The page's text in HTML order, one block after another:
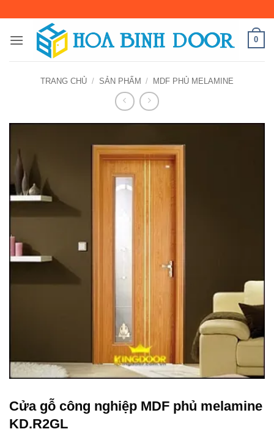
nội
0
TRANG CHỦ / SẢN PHẨM / MDF PHỦ MELAMINE
Cửa gỗ công nghiệp MDF phủ melamine
KD.R2GL